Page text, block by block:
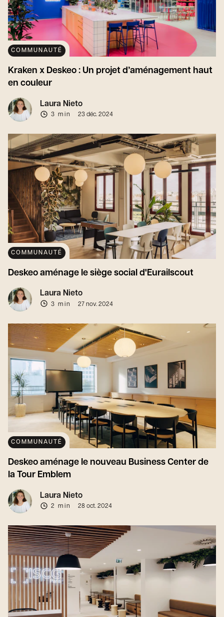
COMMUNAUTÉ
Kraken x Deskeo : Un projet d’aménagement haut
en couleur
Laura Nieto
3 min 23 déc. 2024
COMMUNAUTÉ
Deskeo aménage le siège social d'Eurailscout
Laura Nieto
3 min 27 nov. 2024
COMMUNAUTÉ
Deskeo aménage le nouveau Business Center de
la Tour Emblem
Laura Nieto
2 min 28 oct. 2024